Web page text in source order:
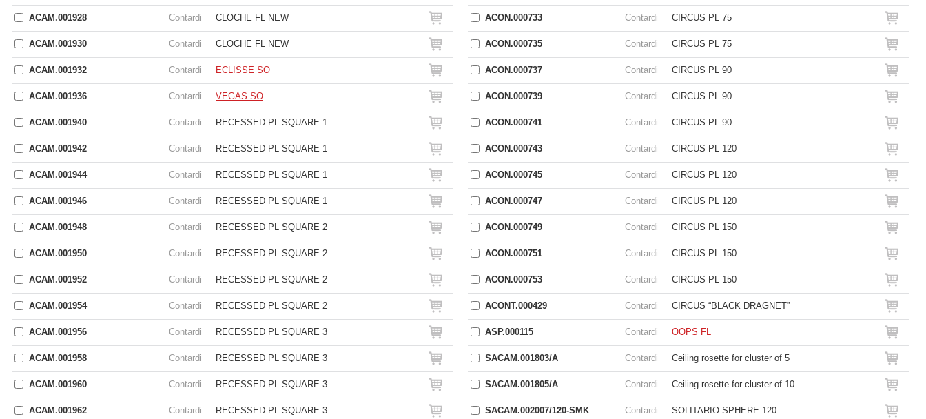
ACAM.001928 Contardi CLOCHE FL NEW
ACAM.001930 Contardi CLOCHE FL NEW
ACAM.001932 Contardi ECLISSE SO
ACAM.001936 Contardi VEGAS SO
ACAM.001940 Contardi RECESSED PL SQUARE 1
ACAM.001942 Contardi RECESSED PL SQUARE 1
ACAM.001944 Contardi RECESSED PL SQUARE 1
ACAM.001946 Contardi RECESSED PL SQUARE 1
ACAM.001948 Contardi RECESSED PL SQUARE 2
ACAM.001950 Contardi RECESSED PL SQUARE 2
ACAM.001952 Contardi RECESSED PL SQUARE 2
ACAM.001954 Contardi RECESSED PL SQUARE 2
ACAM.001956 Contardi RECESSED PL SQUARE 3
ACAM.001958 Contardi RECESSED PL SQUARE 3
ACAM.001960 Contardi RECESSED PL SQUARE 3
ACAM.001962 Contardi RECESSED PL SQUARE 3
ACON.000733 Contardi CIRCUS PL 75
ACON.000735 Contardi CIRCUS PL 75
ACON.000737 Contardi CIRCUS PL 90
ACON.000739 Contardi CIRCUS PL 90
ACON.000741 Contardi CIRCUS PL 90
ACON.000743 Contardi CIRCUS PL 120
ACON.000745 Contardi CIRCUS PL 120
ACON.000747 Contardi CIRCUS PL 120
ACON.000749 Contardi CIRCUS PL 150
ACON.000751 Contardi CIRCUS PL 150
ACON.000753 Contardi CIRCUS PL 150
ACONT.000429 Contardi CIRCUS “BLACK DRAGNET”
ASP.000115 Contardi OOPS FL
SACAM.001803/A Contardi Ceiling rosette for cluster of 5
SACAM.001805/A Contardi Ceiling rosette for cluster of 10
SACAM.002007/120-SMK Contardi SOLITARIO SPHERE 120